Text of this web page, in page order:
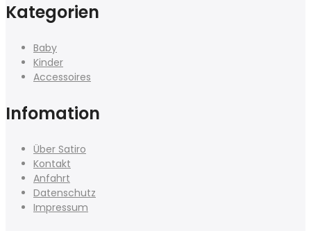
Kategorien
Baby
Kinder
Accessoires
Infomation
Über Satiro
Kontakt
Anfahrt
Datenschutz
Impressum